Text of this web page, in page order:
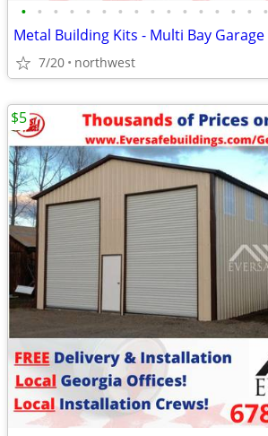
• • • • • • • • • • • • • • • •
Metal Building Kits - Multi Bay Garage
7/20 northwest
$5